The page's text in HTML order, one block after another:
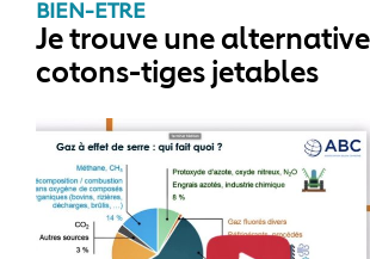
BIEN-ETRE
Je trouve une
cotons-tiges jetables